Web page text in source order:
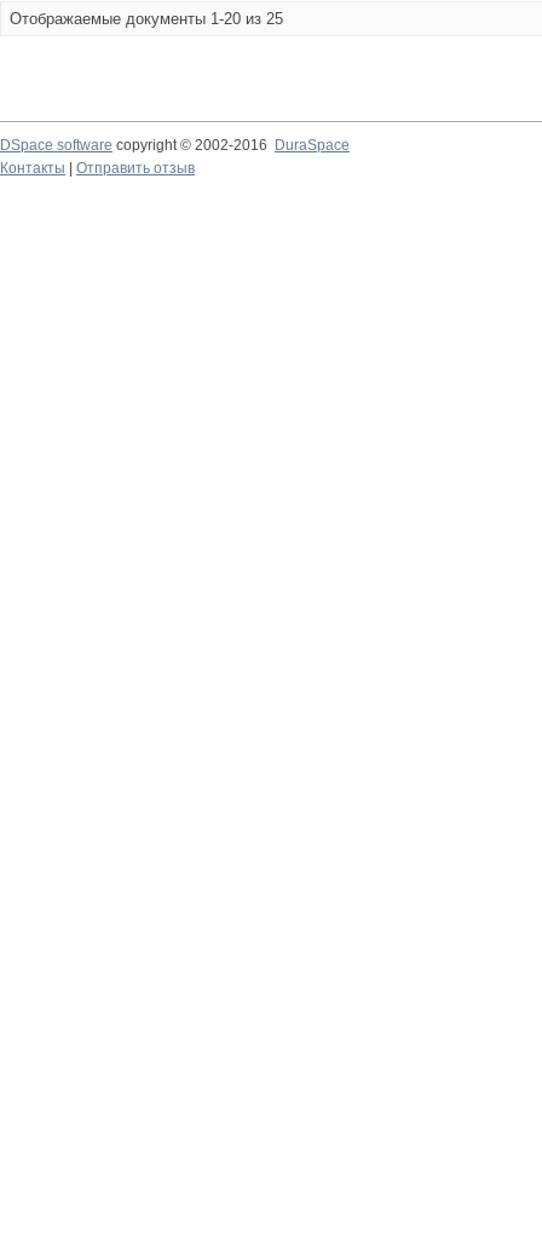
Отображаемые документы 1-20 из 25
DSpace software copyright © 2002-2016
DuraSpace
Контакты
Отправить отзыв